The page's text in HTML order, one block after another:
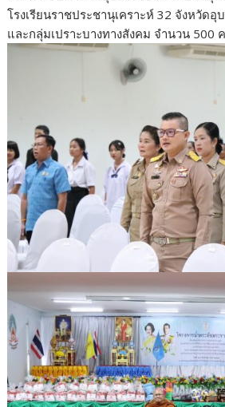
โรงเรียนราชประชานุเคราะห์ 32 จังหวัด
และกลุ่มเปราะบางทางสังคม จำนวน 500